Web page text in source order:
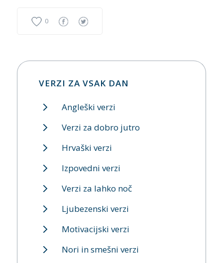
0
VERZI ZA VSAK DAN
Angleški verzi
Verzi za dobro jutro
Hrvaški verzi
Izpovedni verzi
Verzi za lahko noč
Ljubezenski verzi
Motivacijski verzi
Nori in smešni verzi